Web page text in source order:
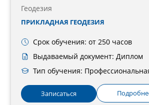
Геодезия
ПРИКЛАДНАЯ ГЕОДЕЗИЯ
Срок обучения: от 250 часов
Выдаваемый документ: Диплом
Тип обучения:
Записаться